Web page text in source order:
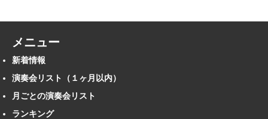
メニュー
新着情報
演奏会リスト（１ヶ月以内）
月ごとの演奏会リスト
ランキング